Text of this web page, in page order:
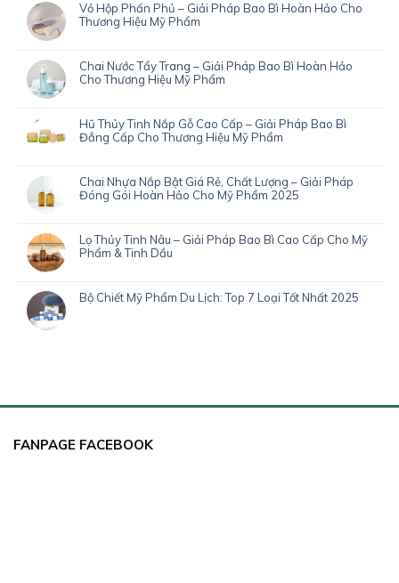
Vỏ Hộp Phấn Phủ – Giải Pháp Bao Bì Hoàn Hảo Cho
Thương Hiệu Mỹ Phẩm
Chai Nước Tẩy Trang – Giải Pháp Bao Bì Hoàn Hảo
Cho Thương Hiệu Mỹ Phẩm
Hũ Thủy Tinh Nắp Gỗ Cao Cấp – Giải Pháp Bao Bì
Đẳng Cấp Cho Thương Hiệu Mỹ Phẩm
Chai Nhựa Nắp Bật Giá Rẻ, Chất Lượng – Giải Pháp
Đóng Gói Hoàn Hảo Cho Mỹ Phẩm 2025
Lọ Thủy Tinh Nâu – Giải Pháp Bao Bì Cao Cấp Cho Mỹ
Phẩm & Tinh Dầu
Bộ Chiết Mỹ Phẩm Du Lịch: Top 7 Loại Tốt Nhất 2025
FANPAGE FACEBOOK